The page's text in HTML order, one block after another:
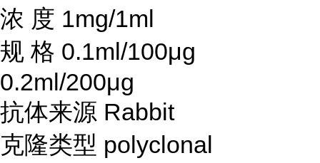
浓 度 1mg/1ml
规 格 0.1ml/100μg
0.2ml/200μg
抗体来源 Rabbit
克隆类型 polyclonal